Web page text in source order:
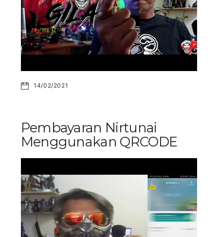
14/02/2021
Pembayaran Nirtunai
Menggunakan QRCODE